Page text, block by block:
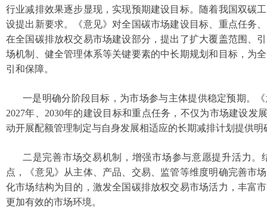
行业减排效果逐步显现，实现预期建设目标。随着我国双碳
设提出新要求。《意见》对全国碳市场建设目标、重点任务
在全国碳排放权交易市场建设部分，提出了扩大覆盖范围、
场机制、健全管理体系等关键要素的中长期规划和目标，为
引和保障。
一是明确分阶段目标，为市场参与主体提供稳定预期。
2027年、2030年的建设目标和重点任务，不仅为市场建设发
动开展配额管理制定与自身发展相适应的长期减排计划提供明
二是完善市场交易机制，增强市场参与意愿提升活力
点，《意见》从主体、产品、交易、监管等维度明确完善市
化市场结构为目的，激发全国碳排放权交易市场活力，丰富
更加有效的市场环境。